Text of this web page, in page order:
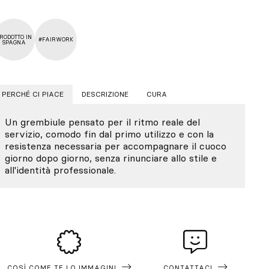
IN
SPAGNA
#FAIRWORK
PERCHÉ CI PIACE DESCRIZIONE CURA
Un grembiule pensato per il ritmo reale del
servizio, comodo fin dal primo utilizzo e con la
resistenza necessaria per accompagnare il cuoco
giorno dopo giorno, senza rinunciare allo stile e
all'identità professionale.